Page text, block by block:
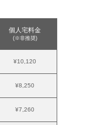
個人宅料金
(※非推奨)
¥10,120
¥8,250
¥7,260